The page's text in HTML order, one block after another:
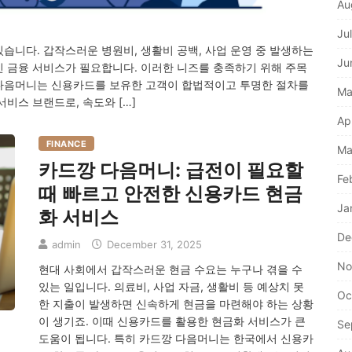
니다. 갑작스러운 병원비, 생활비 공백, 사업 운영 중 발생하는
융 서비스가 필요합니다. 이러한 니즈를 충족하기 위해 주목
머니는 신용카드를 보유한 고객이 합법적이고 투명한 절차를
비스 브랜드로, 속도와 […]
FINANCE
카드깡 다음머니: 급전이 필요할
때 빠르고 안전한 신용카드 현금
화 서비스
admin December 31, 2025
현대 사회에서 갑작스러운 현금 수요는 누구나 겪을 수
있는 일입니다. 의료비, 사업 자금, 생활비 등 예상치 못
한 지출이 발생하면 신속하게 현금을 마련해야 하는 상황
이 생기죠. 이때 신용카드를 활용한 현금화 서비스가 큰
도움이 됩니다. 특히 카드깡 다음머니는 한국에서 신용카